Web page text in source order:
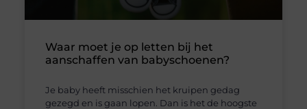
Waar moet je op letten bij het
aanschaffen van babyschoenen?
Je baby heeft misschien het kruipen gedag
gezegd en is gaan lopen. Dan is het de hoogste